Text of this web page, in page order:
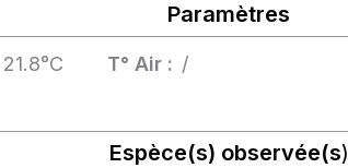
Paramètres
21.8°C T° Air : /
Espèce(s) observée(s)